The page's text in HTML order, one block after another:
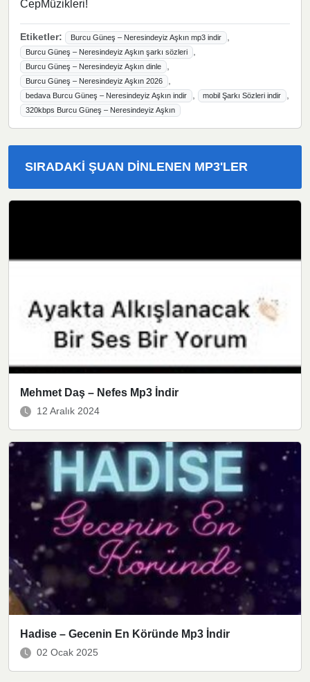
CepMüzikleri!
Etiketler: Burcu Güneş – Neresindeyiz Aşkın mp3 indir ,
Burcu Güneş – Neresindeyiz Aşkın şarkı sözleri ,
Burcu Güneş – Neresindeyiz Aşkın dinle ,
Burcu Güneş – Neresindeyiz Aşkın 2026 ,
bedava Burcu Güneş – Neresindeyiz Aşkın indir , mobil Şarkı Sözleri indir ,
320kbps Burcu Güneş – Neresindeyiz Aşkın
SIRADAKI ŞUAN DINLENEN MP3'LER
Mehmet Daş – Nefes Mp3 İndir
12 Aralık 2024
Hadise – Gecenin En Köründe Mp3 İndir
02 Ocak 2025